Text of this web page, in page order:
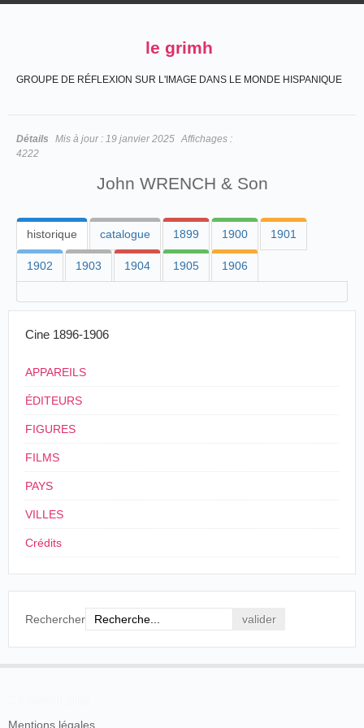
le grimh
GROUPE DE RÉFLEXION SUR L'IMAGE DANS LE MONDE HISPANIQUE
Détails Mis à jour : 19 janvier 2025 Affichages :
4222
John WRENCH & Son
historique catalogue 1899 1900 1901
1902 1903 1904 1905 1906
Cine 1896-1906
APPAREILS
ÉDITEURS
FIGURES
FILMS
PAYS
VILLES
Crédits
Rechercher
Mentions légales